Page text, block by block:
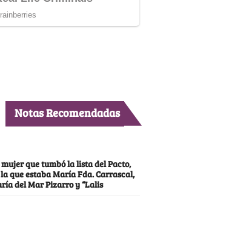
Notas Recomendadas
que tumbó la lista del Pacto,
que estaba María Fda. Carrascal,
del Mar Pizarro y “Lalis